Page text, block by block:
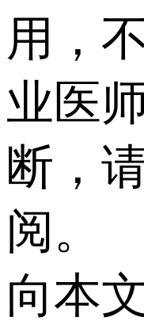
用，
业医
断，
阅。
向本